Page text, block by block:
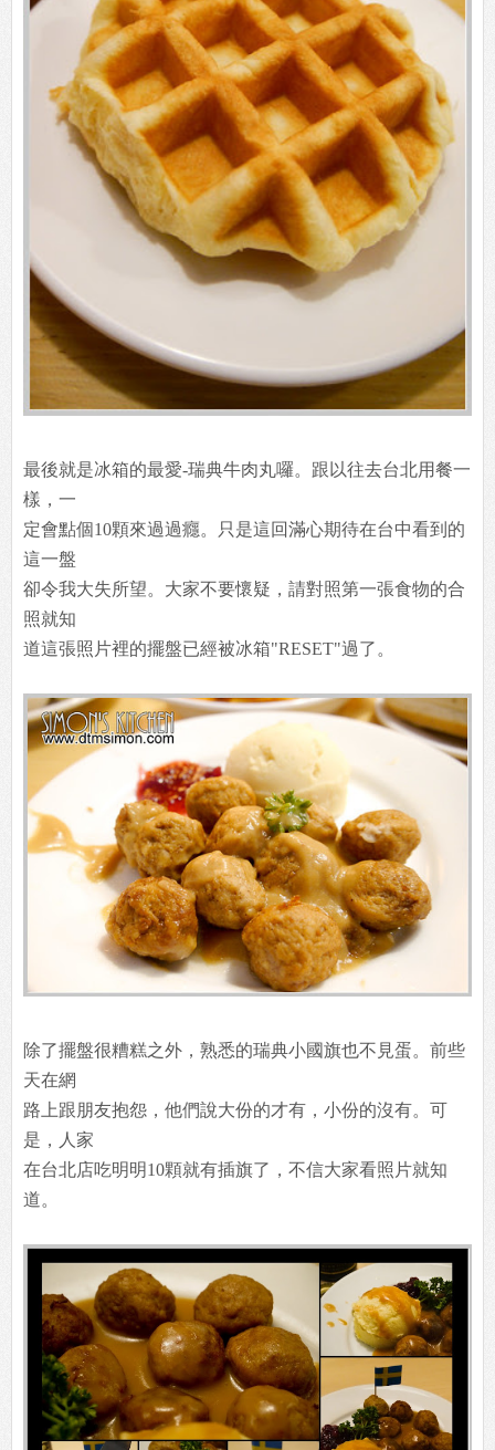
最後就是冰箱的最愛-瑞典牛肉丸囉。跟以往去台北用餐一
樣，一
定會點個10顆來過過癮。只是這回滿心期待在台中看到的
這一盤
卻令我大失所望。大家不要懷疑，請對照第一張食物的合
照就知
道這張照片裡的擺盤已經被冰箱"RESET"過了。
除了擺盤很糟糕之外，熟悉的瑞典小國旗也不見蛋。前些
天在網
路上跟朋友抱怨，他們說大份的才有，小份的沒有。可
是，人家
在台北店吃明明10顆就有插旗了，不信大家看照片就知
道。